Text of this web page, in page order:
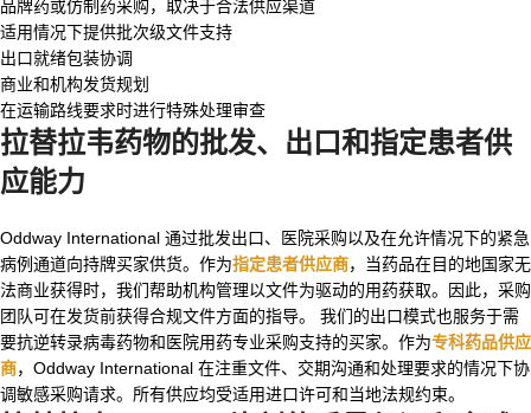
品牌药或仿制药采购，取决于合法供应渠道
适用情况下提供批次级文件支持
出口就绪包装协调
商业和机构发货规划
在运输路线要求时进行特殊处理审查
拉替拉韦药物的批发、出口和指定患者供
应能力
Oddway International 通过批发出口、医院采购以及在允许情况下的紧急
病例通道向持牌买家供货。作为指定患者供应商，当药品在目的地国家无
法商业获得时，我们帮助机构管理以文件为驱动的用药获取。因此，采购
团队可在发货前获得合规文件方面的指导。 我们的出口模式也服务于需
要抗逆转录病毒药物和医院用药专业采购支持的买家。作为专科药品供应
商，Oddway International 在注重文件、交期沟通和处理要求的情况下协
调敏感采购请求。所有供应均受适用进口许可和当地法规约束。